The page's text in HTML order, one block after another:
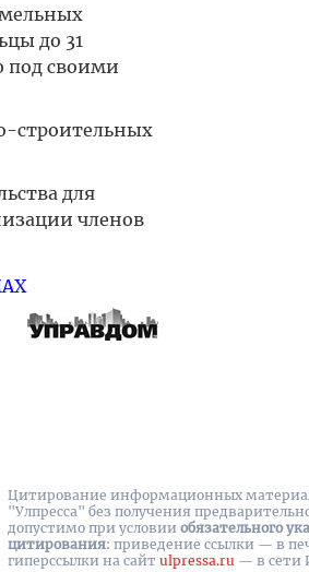
до 31
под своими
строительных
для
членов
Цитирование информационных
"Улпресса" без получения
допустимо при условии обязательного
цитирования: приведение ссылки — в
гиперссылки на cайт ulpressa.ru — в сети